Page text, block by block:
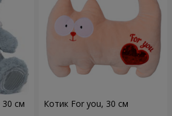
см Котик For you, 30 см